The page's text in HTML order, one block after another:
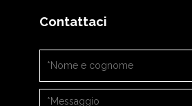
Contattaci
Messaggio*